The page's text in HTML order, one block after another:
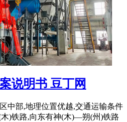
说明书 豆丁网
中部,地理位置优越,交通运输条件
)铁路,向东有神(木)—朔(州)铁路